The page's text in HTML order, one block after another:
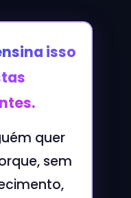
isso
quer
sem